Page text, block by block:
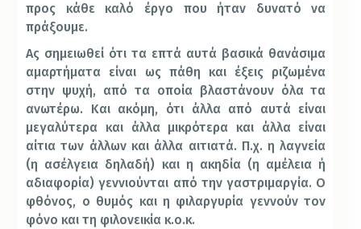
προς κάθε καλό έργο που ήταν δυνατό να
πράξουμε.
Ας σημειωθεί ότι τα επτά αυτά βασικά θανάσιμα
αμαρτήματα είναι ως πάθη και έξεις ριζωμένα
στην ψυχή, από τα οποία βλαστάνουν όλα τα
ανωτέρω. Και ακόμη, ότι άλλα από αυτά είναι
μεγαλύτερα και άλλα μικρότερα και άλλα είναι
αίτια των άλλων και άλλα αιτιατά. Π.χ. η λαγνεία
(η ασέλγεια δηλαδή) και η ακηδία (η αμέλεια ή
αδιαφορία) γεννιούνται από την γαστριμαργία. Ο
φθόνος, ο θυμός και η φιλαργυρία γεννούν τον
φόνο και τη φιλονεικία κ.ο.κ.